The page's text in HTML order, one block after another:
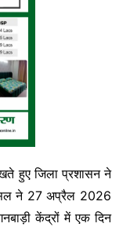
हुए जिला प्रशासन ने
ने 27 अप्रैल 2026
केंद्रों में एक दिन